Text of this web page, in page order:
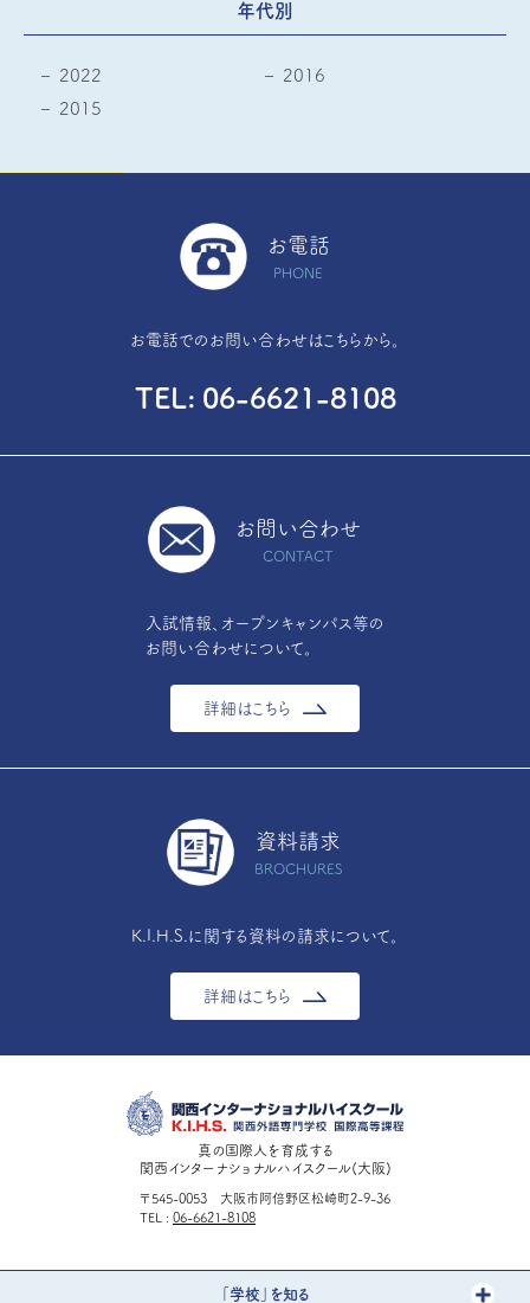
年代別
2022
2016
2015
お電話
PHONE
お電話でのお問い合わせはこちらから。
TEL 06-6621-8108
お問い合わせ
CONTACT
入試情報、オープンキャンパス等の
お問い合わせについて。
詳細はこちら
資料請求
BROCHURES
K.I.H.S.に関する資料の請求について。
詳細はこちら
真の国際人を育成する
関西インターナショナルハイスクール(大阪)
〒545-0053 大阪市阿倍野区松崎町2-9-36
TEL
06-6621-8108
「学校」を知る